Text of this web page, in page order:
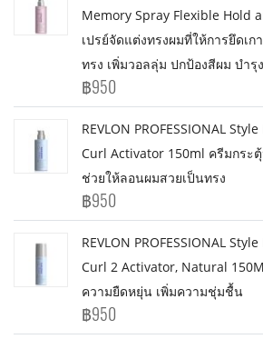
Memory Spray Flexible Hold
เปรย์จัดแต่งทรงผมที่ให้การยึดเ
ทรง เพิ่มวอลลุ่ม ปกป้องสีผม บำ
฿950
REVLON PROFESSIONAL
Curl Activator 150ml ครีมกร
ช่วยให้ลอนผมสวยเป็นทรง
฿950
REVLON PROFESSIONAL
Curl 2 Activator, Natural
ความยืดหยุ่น เพิ่มความชุ่มชื้น
฿950